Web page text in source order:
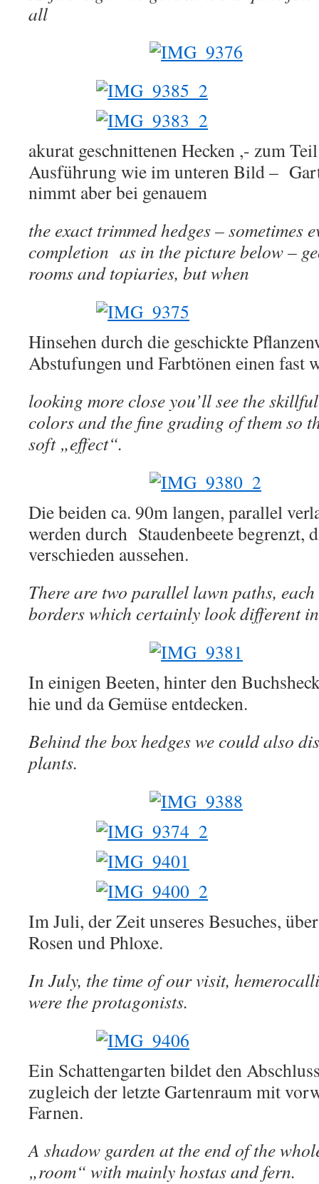
all
akurat geschnittenen Hecken ,- zum
Ausführung wie im unteren Bild –
nimmt aber bei genauem
the exact trimmed hedges – sometimes
completion as in the picture below –
rooms and topiaries, but when
Hinsehen durch die geschickte
Abstufungen und Farbtönen einen fast
looking more close you’ll see the
colors and the fine grading of them so
soft „effect“.
Die beiden ca. 90m langen, parallel
werden durch Staudenbeete begrenzt,
verschieden aussehen.
There are two parallel lawn paths,
borders which certainly look different
In einigen Beeten, hinter den
hie und da Gemüse entdecken.
Behind the box hedges we could also
plants.
Im Juli, der Zeit unseres Besuches,
Rosen und Phloxe.
In July, the time of our visit,
were the protagonists.
Ein Schattengarten bildet den
zugleich der letzte Gartenraum mit
Farnen.
A shadow garden at the end of the
„room“ with mainly hostas and fern.